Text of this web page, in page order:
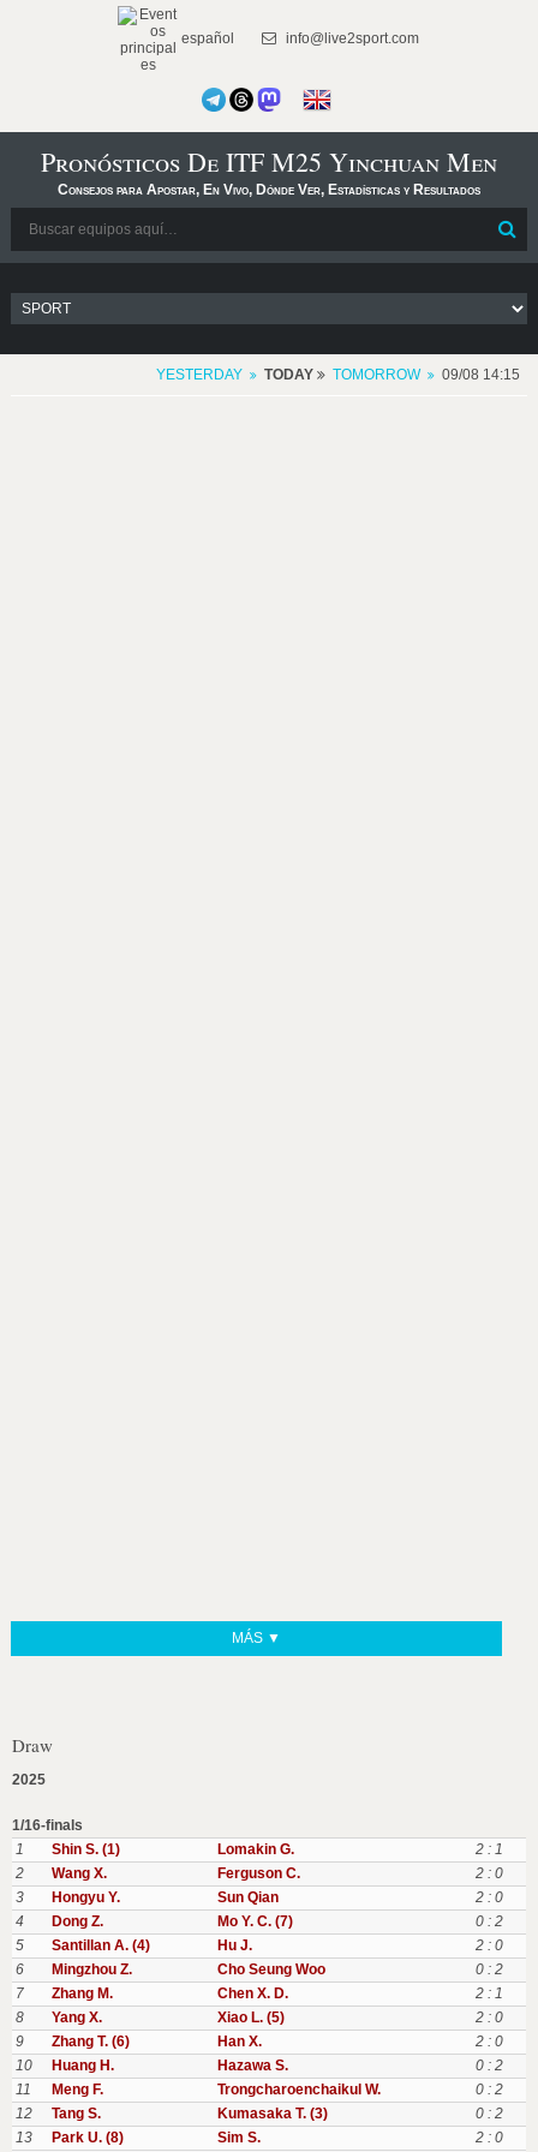
español info@live2sport.com
Pronósticos De ITF M25 Yinchuan Men
Consejos para Apostar, En Vivo, Dónde Ver, Estadísticas y Resultados
YESTERDAY TODAY TOMORROW 09/08 14:15
MÁS ▼
Draw
2025
1/16-finals
1
Shin S. (1) Lomakin G.
2 : 1
2
Wang X. Ferguson C.
2 : 0
3
Hongyu Y. Sun Qian
2 : 0
4
Dong Z. Mo Y. C. (7)
0 : 2
5
Santillan A. (4) Hu J.
2 : 0
6
Mingzhou Z. Cho Seung Woo
0 : 2
7
Zhang M. Chen X. D.
2 : 1
8
Yang X. Xiao L. (5)
2 : 0
9
Zhang T. (6) Han X.
2 : 0
10
Huang H. Hazawa S.
0 : 2
11
Meng F. Trongcharoenchaikul W.
0 : 2
12
Tang S. Kumasaka T. (3)
0 : 2
13
Park U. (8) Sim S. 2 : 0